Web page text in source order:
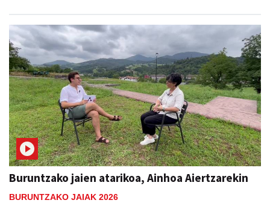
Buruntzako jaien atarikoa, Ainhoa Aiertzarekin
BURUNTZAKO JAIAK 2026